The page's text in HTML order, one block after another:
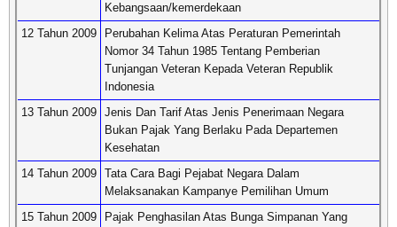
Kebangsaan/kemerdekaan
12 Tahun 2009
Perubahan Kelima Atas Peraturan Pemerintah
Nomor 34 Tahun 1985 Tentang Pemberian
Tunjangan Veteran Kepada Veteran Republik
Indonesia
13 Tahun 2009 Jenis Dan Tarif Atas Jenis Penerimaan Negara
Bukan Pajak Yang Berlaku Pada Departemen
Kesehatan
14 Tahun 2009 Tata Cara Bagi Pejabat Negara Dalam
Melaksanakan Kampanye Pemilihan Umum
15 Tahun 2009
Pajak Penghasilan Atas Bunga Simpanan Yang